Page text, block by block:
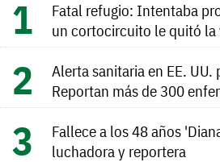
Fatal refugio: Intentaba
un cortocircuito le quitó la
Alerta sanitaria en EE.
Reportan más de 300
Fallece a los 48 años
luchadora y reportera